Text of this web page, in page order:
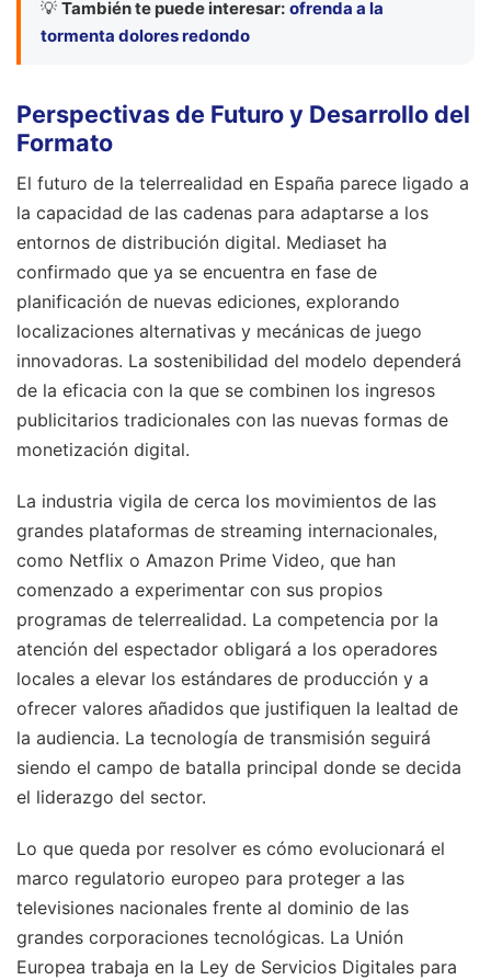
💡 También te puede interesar: ofrenda a la
tormenta dolores redondo
Perspectivas de Futuro y Desarrollo del
Formato
El futuro de la telerrealidad en España parece ligado a
la capacidad de las cadenas para adaptarse a los
entornos de distribución digital. Mediaset ha
confirmado que ya se encuentra en fase de
planificación de nuevas ediciones, explorando
localizaciones alternativas y mecánicas de juego
innovadoras. La sostenibilidad del modelo dependerá
de la eficacia con la que se combinen los ingresos
publicitarios tradicionales con las nuevas formas de
monetización digital.
La industria vigila de cerca los movimientos de las
grandes plataformas de streaming internacionales,
como Netflix o Amazon Prime Video, que han
comenzado a experimentar con sus propios
programas de telerrealidad. La competencia por la
atención del espectador obligará a los operadores
locales a elevar los estándares de producción y a
ofrecer valores añadidos que justifiquen la lealtad de
la audiencia. La tecnología de transmisión seguirá
siendo el campo de batalla principal donde se decida
el liderazgo del sector.
Lo que queda por resolver es cómo evolucionará el
marco regulatorio europeo para proteger a las
televisiones nacionales frente al dominio de las
grandes corporaciones tecnológicas. La Unión
Europea trabaja en la Ley de Servicios Digitales para